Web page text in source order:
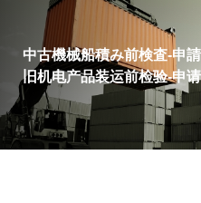
中古機械船積み前検査-申請
旧机电产品装运前检验-申请